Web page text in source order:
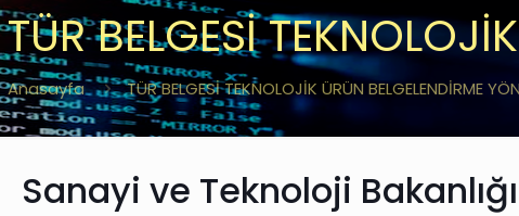
TÜR BELGESİ
Anasayfa TÜR BELGESİ TEKNOLOJİK ÜRÜN BELGELENDİRME
Sanayi ve Teknoloji